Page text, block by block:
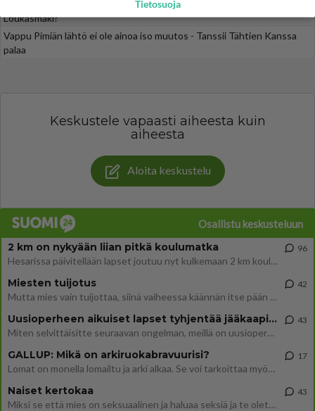
Danny, 83, teki yllättävän teon - Missä on 25-vuotias Helmi
Loukasmäki?
Vappu Pimiän lähtö ei ole ainoa iso muutos - Tanssii Tähtien Kanssa
palaa
Keskustele vapaasti aiheesta kuin
aiheesta
Aloita keskustelu
Osallistu keskusteluun
2 km on nykyään liian pitkä koulumatka
Hesarissa päivitellään lapset joutuu nyt kulkemaan 2 km kouluun jösses. Ruostefillarilla tuo matka menee vaikka miten äk
96
Miesten tuijotus
Mutta mies vain tuijottaa, siinä vaiheessa käännän itse pään pois. Mikä juttu? Yleensä jos joku tuijottaa tai katsoo, hä
42
Uusioperheen aikuiset lapset tyhjentää jääkaapin käydessään
Miten selvittäisitte seuraavan ongelman, meillä on uusioperhe, minulla teini-ikäiset lapset ja puolisolla aikuiset, jotk
43
GALLUP: Mikä on arkiruokabravuurisi?
Lomat on monella lomailtu ja arki alkaa. Se voi tarkoittaa myös sitä, että grillailut on grillattu ja palataan arjen ruo
17
Naiset kertokaa
Miksi se että mies on seksuaalinen ja haluaa seksiä ja te olette hänen mielestänne haluttava on vastenmielistä? Mikä sii
43
Tietosuoja